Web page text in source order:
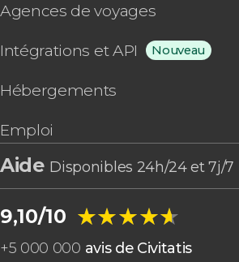
Agences de voyages
Intégrations et API Nouveau
Hébergements
Emploi
Aide Disponibles 24h/24 et 7j/7
9,10/10 ★★★★★
★★★★★
+5 000 000 avis de Civitatis